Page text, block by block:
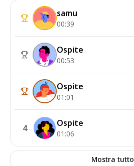
samu
00:39
Ospite
00:53
Ospite
01:01
4 Ospite
01:06
Mostra tutto